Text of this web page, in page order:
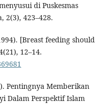
di Puskesmas
2(3), 423–428.
[Breast feeding should
12–14.
Pentingnya Memberikan
Dalam Perspektif Islam